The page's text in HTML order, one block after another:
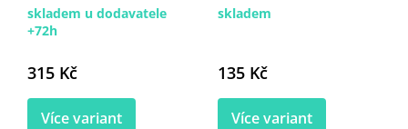
skladem u dodavatele
+72h
315 Kč
Více variant
skladem
135 Kč
Více variant